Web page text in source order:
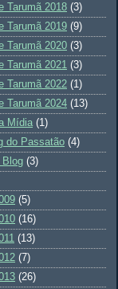
Tarumã 2018 (3)
Tarumã 2019 (9)
Tarumã 2020 (3)
Tarumã 2021 (3)
Tarumã 2022 (1)
Tarumã 2024 (13)
Mídia (1)
do Passatão (4)
Blog (3)
(5)
(16)
(13)
(7)
(26)